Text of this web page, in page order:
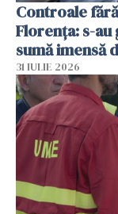
Controale
Florența: s-
sumă imensă
31 IULIE 2026